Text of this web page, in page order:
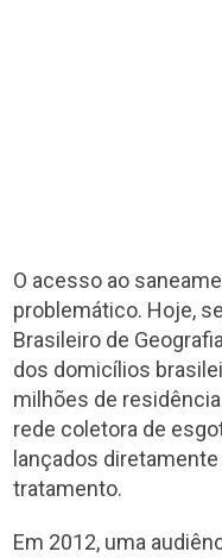
O acesso ao
problemático. Hoje,
Brasileiro de
dos domicílios
milhões de
rede coletora de
lançados
tratamento.
Em 2012, uma